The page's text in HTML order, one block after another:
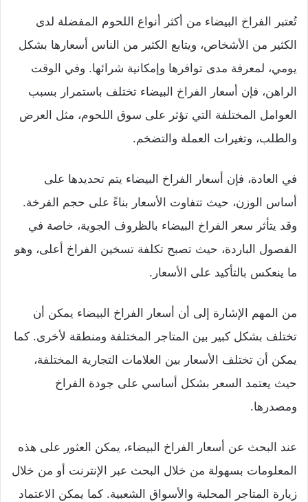
تُعتبر الفراخ البيضاء من أكثر أنواع اللحوم المفضلة لدى
الكثير من الأشخاص، ويتابع الكثير من الناس أسعارها بشكل
يومي، لمعرفة مدى توافرها وإمكانية شرائها. وفي الوقت
الراهن، فإن أسعار الفراخ البيضاء تختلف باستمرار بسبب
العوامل المختلفة التي تؤثر على سوق اللحوم، مثل العرض
والطلب، وتغيرات العملة والتضخم.
في العادة، فإن أسعار الفراخ البيضاء يتم تحديدها على
أساس الوزن، حيث تتفاوت الأسعار بناءً على حجم الفرخة.
وقد يتأثر سعر الفراخ البيضاء بالظروف الجوية، خاصة في
الفصول الباردة، حيث تصبح تكلفة تسخين الفراخ أعلى، وهو
ما ينعكس بالتأكيد على الأسعار.
من المهم الإشارة إلى أن أسعار الفراخ البيضاء يمكن أن
تختلف بشكل كبير بين المتاجر المختلفة ومنطقة لأخرى. كما
يمكن أن تختلف الأسعار بين العلامات التجارية المختلفة،
حيث يعتمد السعر بشكل أساسي على جودة الفراخ
ومصدرها.
عند البحث عن أسعار الفراخ البيضاء، يمكن العثور على هذه
المعلومات بسهولة من خلال البحث عبر الإنترنت أو من خلال
زيارة المتاجر المحلية والأسواق الشعبية. كما يمكن الاعتماد